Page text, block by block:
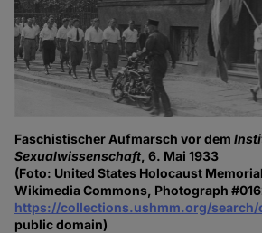
Faschistischer Aufmarsch vor dem
Sexualwissenschaft, 6. Mai 1933
(Foto: United States Holocaust
Wikimedia Commons, Photograph
https://collections.ushmm.org/search/
public domain)